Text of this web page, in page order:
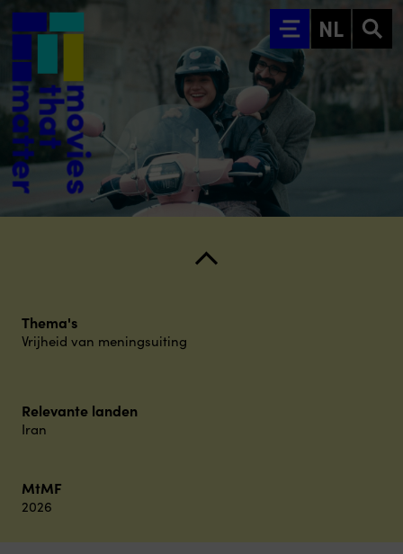
Ga naar hoofdinhoud
NL
Thema's
Vrijheid van meningsuiting
Relevante landen
Iran
MtMF
2026